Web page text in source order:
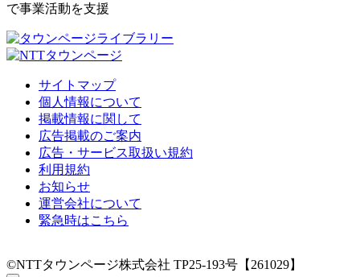
で事業活動を支援
サイトマップ
個人情報について
掲載情報に関して
広告掲載のご案内
広告・サービス取扱い規約
利用規約
お知らせ
運営会社について
緊急時はこちら
©NTTタウンページ株式会社 TP25-193号【261029】